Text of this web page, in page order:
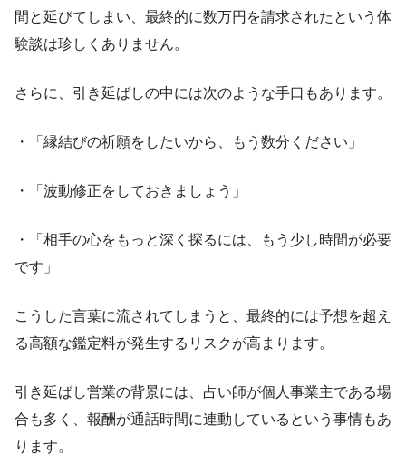
間と延びてしまい、最終的に数万円を請求されたという体
験談は珍しくありません。
さらに、引き延ばしの中には次のような手口もあります。
・「縁結びの祈願をしたいから、もう数分ください」
・「波動修正をしておきましょう」
・「相手の心をもっと深く探るには、もう少し時間が必要
です」
こうした言葉に流されてしまうと、最終的には予想を超え
る高額な鑑定料が発生するリスクが高まります。
引き延ばし営業の背景には、占い師が個人事業主である場
合も多く、報酬が通話時間に連動しているという事情もあ
ります。